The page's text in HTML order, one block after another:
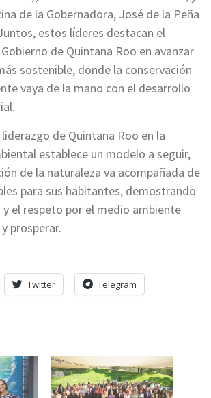
de la Gobernadora, José de la Peña
estos líderes destacan el
de Quintana Roo en avanzar
sostenible, donde la conservación
vaya de la mano con el desarrollo
de Quintana Roo en la
establece un modelo a seguir,
de la naturaleza va acompañada de
para sus habitantes, demostrando
el respeto por el medio ambiente
prosperar.
Twitter Telegram